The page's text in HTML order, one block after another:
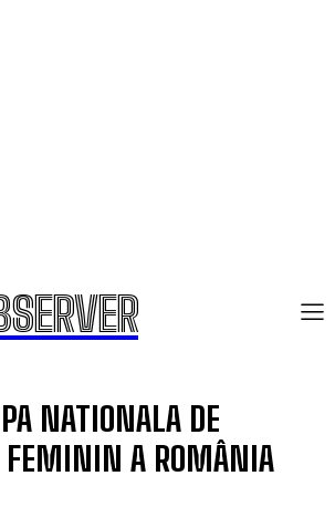
NATIONALA DE
FEMININ A ROMÂNIA